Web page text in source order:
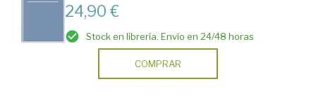
24,90 €
Stock en librería. Envío en 24/48 horas
COMPRAR